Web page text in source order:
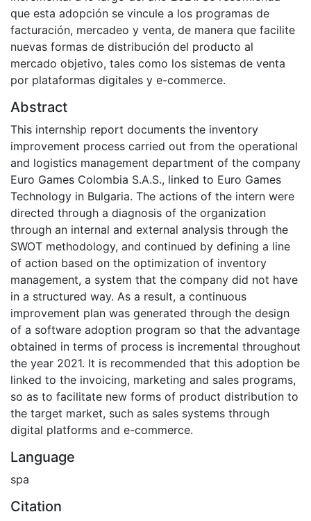
que esta adopción se vincule a los programas de
facturación, mercadeo y venta, de manera que facilite
nuevas formas de distribución del producto al
mercado objetivo, tales como los sistemas de venta
por plataformas digitales y e-commerce.
Abstract
This internship report documents the inventory
improvement process carried out from the operational
and logistics management department of the company
Euro Games Colombia S.A.S., linked to Euro Games
Technology in Bulgaria. The actions of the intern were
directed through a diagnosis of the organization
through an internal and external analysis through the
SWOT methodology, and continued by defining a line
of action based on the optimization of inventory
management, a system that the company did not have
in a structured way. As a result, a continuous
improvement plan was generated through the design
of a software adoption program so that the advantage
obtained in terms of process is incremental throughout
the year 2021. It is recommended that this adoption be
linked to the invoicing, marketing and sales programs,
so as to facilitate new forms of product distribution to
the target market, such as sales systems through
digital platforms and e-commerce.
Language
spa
Citation